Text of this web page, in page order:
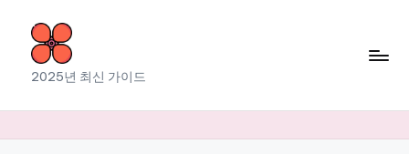
content
소
라
출
2025년 최신 가이드